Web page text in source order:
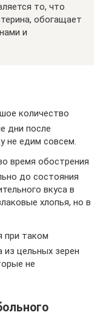
то, что
обогащает
и
количество
дни после
не едим совсем.
время обострения
до состояния
вкуса в
хлопья, но в
при таком
цельных зерен
не